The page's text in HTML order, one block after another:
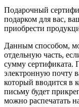
Подарочный
подарком для вас,
приобрести
Данным способом,
отдельную часть,
сумму сертификата.
электронную почту
который вводится в
письму будет
можно распечатать